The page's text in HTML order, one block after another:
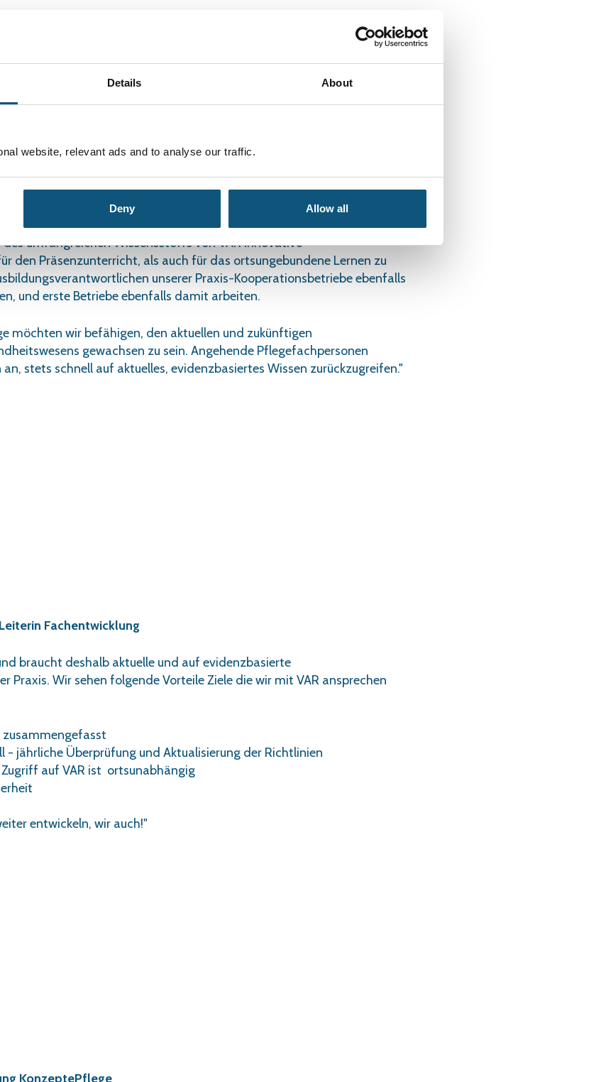
Details About
website, relevant ads and to analyse our traffic.
Deny Allow all
und Leitbetriebsverbund für Gesundheits- und Sozialberufe
Gesundheit und Soziales, Kanton Glarus/Schweiz
aktuelles, evidenzbasiertes Wissen aus dem Schulsetting
zu können. Unsere Studierenden an der Höheren Fachschule Pflege
sind verschieden, beispielsweise unterscheiden sich die
Spitexpflege. Mit der digitalen Plattform VAR möchten wir die
hilft uns, vom „Gleichen“ zu sprechen.
im Lehrerteam, auf Basis der evidenzbasierten
umfangreichen Wissensstoffs von VAR innovative
den Präsenzunterricht, als auch für das ortsungebundene Lernen zu
unserer Praxis-Kooperationsbetriebe ebenfalls
und erste Betriebe ebenfalls damit arbeiten.
möchten wir befähigen, den aktuellen und zukünftigen
gewachsen zu sein. Angehende Pflegefachpersonen
stets schnell auf aktuelles, evidenzbasiertes Wissen zurückzugreifen."
Fachentwicklung
braucht deshalb aktuelle und auf evidenzbasierte
Praxis. Wir sehen folgende Vorteile Ziele die wir mit VAR ansprechen
zusammengefasst
- jährliche Überprüfung und Aktualisierung der Richtlinien
auf VAR ist ortsunabhängig
entwickeln, wir auch!"
KonzeptePflege